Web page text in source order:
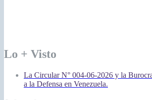
Lo + Visto
La Circular N° 004-06-2026 y la
a la Defensa en Venezuela.